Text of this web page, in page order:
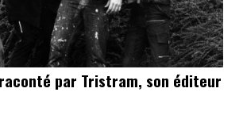
par Tristram, son éditeur